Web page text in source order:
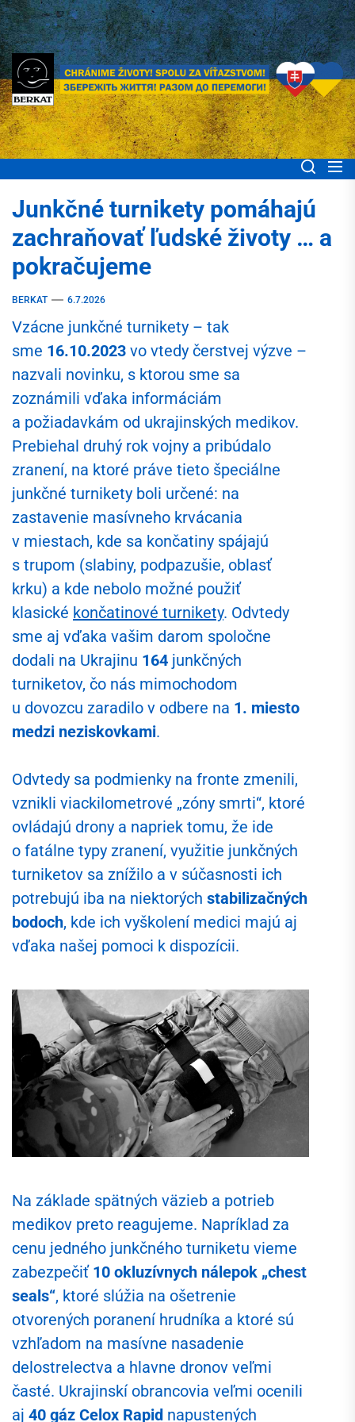
Skip
to
the
content
BERKAT Spoločne
pomáhame ľuďom
Ukrajiny
Chránime životy! Spolu za víťazstvom! Збережіть життя! Разом до
перемоги!
Junkčné turnikety pomáhajú
zachraňovať ľudské životy … a
pokračujeme
BERKAT 6.7.2026
Vzácne junkčné turnikety – tak
sme 16.10.2023 vo vtedy čerstvej výzve –
nazvali novinku, s ktorou sme sa
zoznámili vďaka informáciám
a požiadavkám od ukrajinských medikov.
Prebiehal druhý rok vojny a pribúdalo
zranení, na ktoré práve tieto špeciálne
junkčné turnikety boli určené: na
zastavenie masívneho krvácania
v miestach, kde sa končatiny spájajú
s trupom (slabiny, podpazušie, oblasť
krku) a kde nebolo možné použiť
klasické končatinové turnikety. Odvtedy
sme aj vďaka vašim darom spoločne
dodali na Ukrajinu 164 junkčných
turniketov, čo nás mimochodom
u dovozcu zaradilo v odbere na 1. miesto
medzi neziskovkami.
Odvtedy sa podmienky na fronte zmenili,
vznikli viackilometrové „zóny smrti“, ktoré
ovládajú drony a napriek tomu, že ide
o fatálne typy zranení, využitie junkčných
turniketov sa znížilo a v súčasnosti ich
potrebujú iba na niektorých stabilizačných
bodoch, kde ich vyškolení medici majú aj
vďaka našej pomoci k dispozícii.
Na základe spätných väzieb a potrieb
medikov preto reagujeme. Napríklad za
cenu jedného junkčného turniketu vieme
zabezpečiť 10 okluzívnych nálepok „chest
seals“, ktoré slúžia na ošetrenie
otvorených poranení hrudníka a ktoré sú
vzhľadom na masívne nasadenie
delostrelectva a hlavne dronov veľmi
časté. Ukrajinskí obrancovia veľmi ocenili
aj 40 gáz Celox Rapid napustených